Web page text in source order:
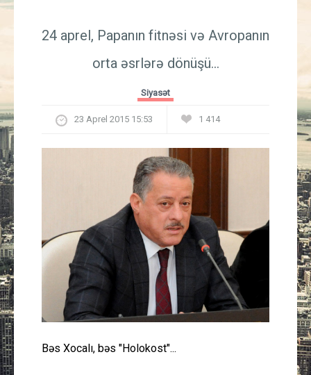
İqtisadiyyat
Güney Azərbaycan
Mədəniyyət
Müsahibə
İdman
24 aprel, Papanın fitnəsi və Avropanın
orta əsrlərə dönüşü...
Siyasət
23 Aprel 2015 15:53 1 414
Bəs Xocalı, bəs "Holokost"...